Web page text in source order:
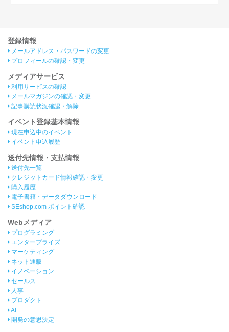
登録情報
メールアドレス・パスワードの変更
プロフィールの確認・変更
メディアサービス
利用サービスの確認
メールマガジンの確認・変更
記事購読状況確認・解除
イベント登録基本情報
現在申込中のイベント
イベント申込履歴
送付先情報・支払情報
送付先一覧
クレジットカード情報確認・変更
購入履歴
電子書籍・データダウンロード
SEshop.com ポイント確認
Webメディア
プログラミング
エンタープライズ
マーケティング
ネット通販
イノベーション
セールス
人事
プロダクト
AI
開発の意思決定